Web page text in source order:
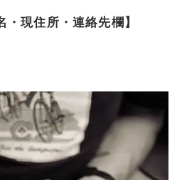
現住所・連絡先欄】